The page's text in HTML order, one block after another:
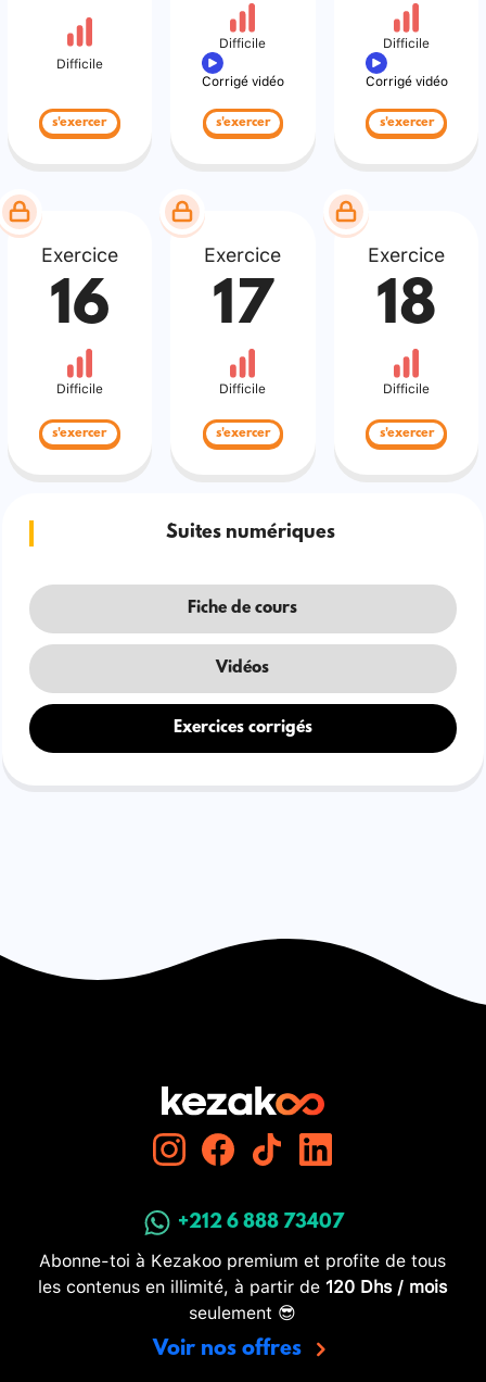
Difficile
s'exercer
Difficile
Corrigé vidéo
s'exercer
Difficile
Corrigé vidéo
s'exercer
Exercice
16
Difficile
s'exercer
Exercice
17
Difficile
s'exercer
Exercice
18
Difficile
s'exercer
Suites numériques
Fiche de cours
Vidéos
Exercices corrigés
+212 6 888 73407
Abonne-toi à Kezakoo premium et profite de tous
les contenus en illimité, à partir de 120 Dhs / mois
seulement 😎
Voir nos offres